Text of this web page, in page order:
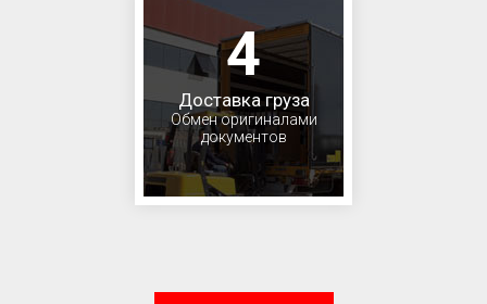
4
Доставка груза
Обмен оригиналами
документов